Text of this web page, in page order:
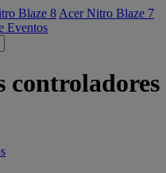
Blaze 8 Acer Nitro Blaze 7
Eventos